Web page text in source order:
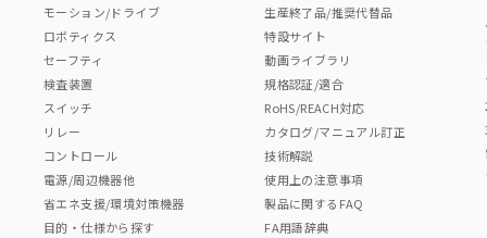
モーション/ドライブ
ロボティクス
セーフティ
検査装置
スイッチ
リレー
コントロール
電源/周辺機器他
省エネ支援/環境対策機器
目的・仕様から探す
生産終了品/推奨代替品
特設サイト
動画ライブラリ
規格認証/適合
RoHS/REACH対応
カタログ/マニュアル訂正
技術解説
使用上の注意事項
製品に関するFAQ
FA用語辞典